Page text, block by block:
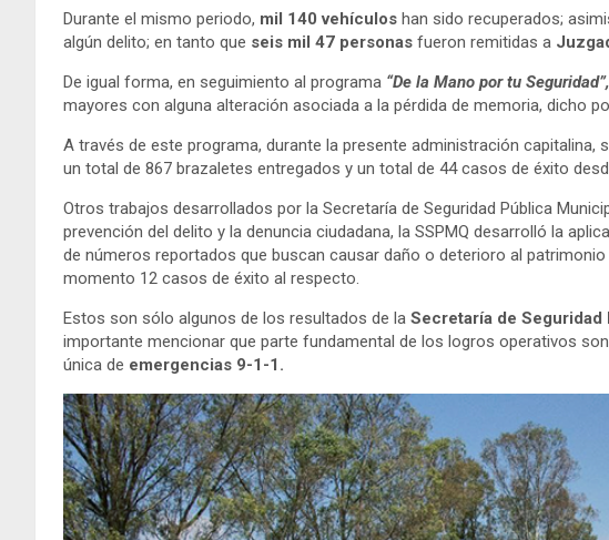
Durante el mismo periodo, mil 140 vehículos han sido recuperados;
algún delito; en tanto que seis mil 47 personas fueron remitidas a
De igual forma, en seguimiento al programa “De la Mano por tu Seguridad”,
mayores con alguna alteración asociada a la pérdida de memoria, dicho
A través de este programa, durante la presente administración
un total de 867 brazaletes entregados y un total de 44 casos de éxito
Otros trabajos desarrollados por la Secretaría de Seguridad Pública
prevención del delito y la denuncia ciudadana, la SSPMQ desarrolló la
de números reportados que buscan causar daño o deterioro al
momento 12 casos de éxito al respecto.
Estos son sólo algunos de los resultados de la Secretaría de
importante mencionar que parte fundamental de los logros operativos
única de emergencias 9-1-1.